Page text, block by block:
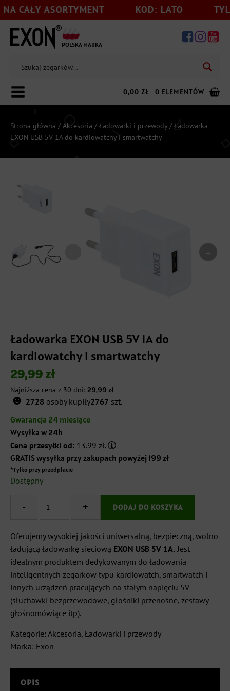
CAŁY ASORTYMENT KOD: LATO
POLSKA MARKA
0,00 ZŁ 0 ELEMENTÓW
Strona główna / Akcesoria / Ładowarki i przewody / Ładowarka
EXON USB 5V 1A do kardiowatchy i smartwatchy
→
Ładowarka EXON USB 5V 1A do
kardiowatchy i smartwatchy
29,99zł
Najniższa cena z 30 dni: 29,99 zł
☻ 2728 osoby kupiły2767 szt.
Oferujemy wysokiej jakości uniwersalną, bezpieczną, wolno
ładującą ładowarkę sieciową EXON USB 5V 1A. Jest
idealnym produktem dedykowanym do ładowania
inteligentnych zegarków typu kardiowatch, smartwatch i
innych urządzeń pracujących na stałym napięciu 5V
(słuchawki bezprzewodowe, głośniki przenośne, zestawy
głośnomówiące itp).
Gwarancja 24 miesiące
Wysyłka w 24h
Cena przesyłki od: 13.99 zł.
GRATIS wysyłka przy zakupach powyżej 199 zł
*Tylko przy przedpłacie
Dostępny
-
ilość
5V
1A
do
kardiowatchy
smartwatchy
+ DODAJ DO KOSZYKA
Kategorie: Akcesoria, Ładowarki i przewody
Marka: Exon
OPIS